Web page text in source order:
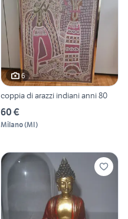
6
coppia di arazzi indiani anni 80
60 €
Milano(MI)